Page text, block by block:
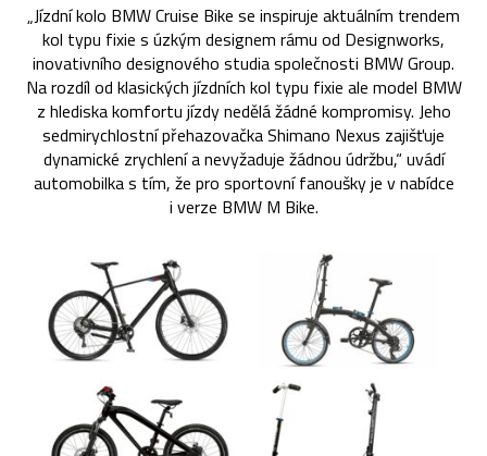
„Jízdní kolo BMW Cruise Bike se inspiruje aktuálním trendem
kol typu fixie s úzkým designem rámu od Designworks,
inovativního designového studia společnosti BMW Group.
Na rozdíl od klasických jízdních kol typu fixie ale model BMW
z hlediska komfortu jízdy nedělá žádné kompromisy. Jeho
sedmirychlostní přehazovačka Shimano Nexus zajišťuje
dynamické zrychlení a nevyžaduje žádnou údržbu,“ uvádí
automobilka s tím, že pro sportovní fanoušky je v nabídce
i verze BMW M Bike.